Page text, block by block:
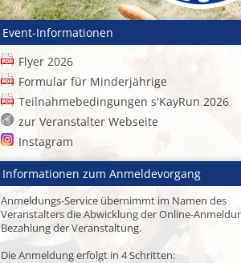
Event-Informationen
Flyer 2026
Formular für Minderjährige
Teilnahmebedingungen s'KayRun 2026
zur Veranstalter Webseite
Instagram
Informationen zum Anmeldevorgang
Anmeldungs-Service übernimmt im Namen des
Veranstalters die Abwicklung der Online-
Bezahlung der Veranstaltung.
Die Anmeldung erfolgt in 4 Schritten: